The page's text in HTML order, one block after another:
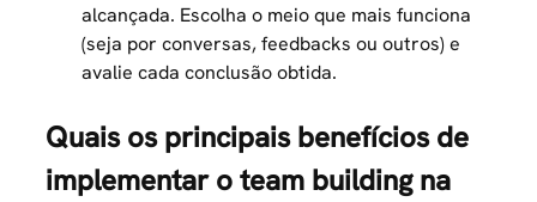
alcançada. Escolha o meio que mais funciona
(seja por conversas, feedbacks ou outros) e
avalie cada conclusão obtida.
Quais os principais benefícios de
implementar o team building na